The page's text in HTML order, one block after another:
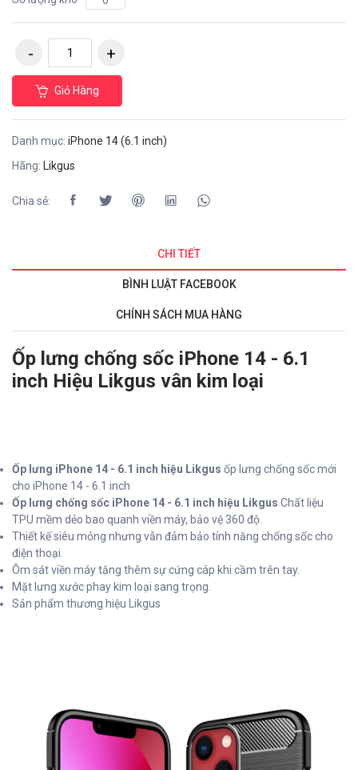
Giỏ Hàng
Danh mục: iPhone 14 (6.1 inch)
Hãng: Likgus
Chia sẻ:
CHI TIẾT
BÌNH LUẬT FACEBOOK
CHÍNH SÁCH MUA HÀNG
Ốp lưng chống sốc iPhone 14 - 6.1
inch Hiệu Likgus vân kim loại
Ốp lưng iPhone 14 - 6.1 inch hiệu Likgus ốp lưng chống sốc mới
cho iPhone 14 - 6.1 inch
Ốp lưng chống sốc iPhone 14 - 6.1 inch hiệu Likgus Chất liệu
TPU mềm dẻo bao quanh viền máy, bảo vệ 360 độ.
Thiết kế siêu mỏng nhưng vẫn đảm bảo tính năng chống sốc cho
điện thoại.
Ôm sát viền máy tăng thêm sự cứng cáp khi cầm trên tay.
Mặt lưng xước phay kim loại sang trọng.
Sản phẩm thương hiệu Likgus